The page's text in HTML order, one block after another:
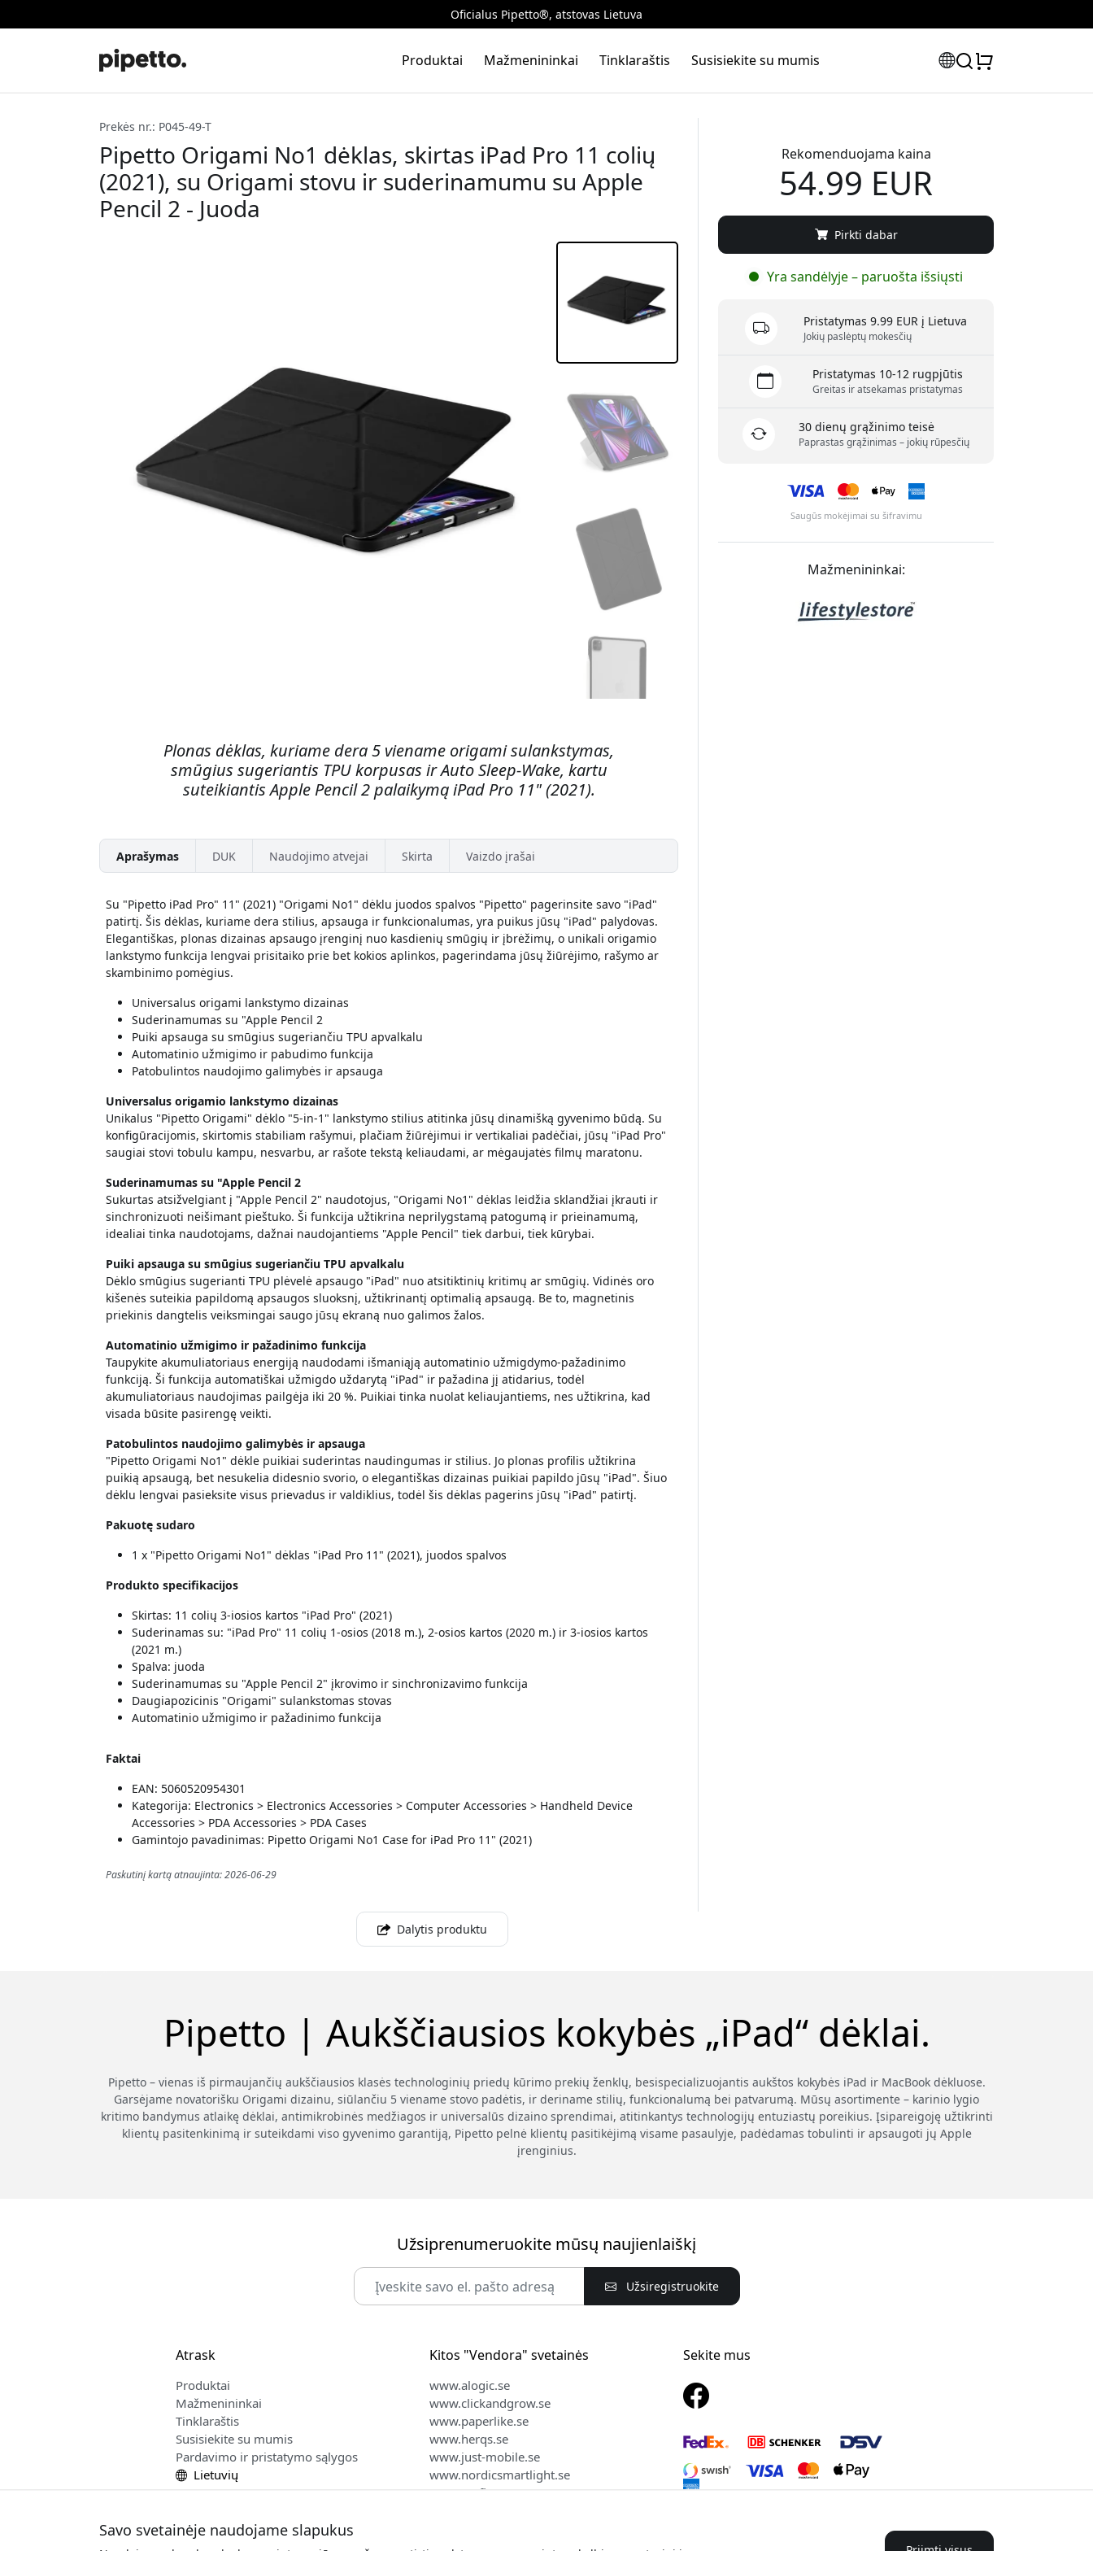
Oficialus Pipetto®, atstovas Lietuva
Produktai Mažmenininkai Tinklaraštis Susisiekite su mumis
Prekės nr.: P045-49-T
Pipetto Origami No1 dėklas, skirtas iPad Pro 11 colių
(2021), su Origami stovu ir suderinamumu su Apple
Pencil 2 - Juoda
Plonas dėklas, kuriame dera 5 viename origami sulankstymas,
smūgius sugeriantis TPU korpusas ir Auto Sleep-Wake, kartu
suteikiantis Apple Pencil 2 palaikymą iPad Pro 11" (2021).
Aprašymas DUK Naudojimo atvejai Skirta Vaizdo įrašai
Su "Pipetto iPad Pro" 11" (2021) "Origami No1" dėklu juodos spalvos "Pipetto" pagerinsite savo "iPad"
patirtį. Šis dėklas, kuriame dera stilius, apsauga ir funkcionalumas, yra puikus jūsų "iPad" palydovas.
Elegantiškas, plonas dizainas apsaugo įrenginį nuo kasdienių smūgių ir įbrėžimų, o unikali origamio
lankstymo funkcija lengvai prisitaiko prie bet kokios aplinkos, pagerindama jūsų žiūrėjimo, rašymo ar
skambinimo pomėgius.
Universalus origami lankstymo dizainas
Suderinamumas su "Apple Pencil 2
Puiki apsauga su smūgius sugeriančiu TPU apvalkalu
Automatinio užmigimo ir pabudimo funkcija
Patobulintos naudojimo galimybės ir apsauga
Universalus origamio lankstymo dizainas
Unikalus "Pipetto Origami" dėklo "5-in-1" lankstymo stilius atitinka jūsų dinamišką gyvenimo būdą. Su
konfigūracijomis, skirtomis stabiliam rašymui, plačiam žiūrėjimui ir vertikaliai padėčiai, jūsų "iPad Pro"
saugiai stovi tobulu kampu, nesvarbu, ar rašote tekstą keliaudami, ar mėgaujatės filmų maratonu.
Suderinamumas su "Apple Pencil 2
Sukurtas atsižvelgiant į "Apple Pencil 2" naudotojus, "Origami No1" dėklas leidžia sklandžiai įkrauti ir
sinchronizuoti neišimant pieštuko. Ši funkcija užtikrina neprilygstamą patogumą ir prieinamumą,
idealiai tinka naudotojams, dažnai naudojantiems "Apple Pencil" tiek darbui, tiek kūrybai.
Puiki apsauga su smūgius sugeriančiu TPU apvalkalu
Dėklo smūgius sugerianti TPU plėvelė apsaugo "iPad" nuo atsitiktinių kritimų ar smūgių. Vidinės oro
kišenės suteikia papildomą apsaugos sluoksnį, užtikrinantį optimalią apsaugą. Be to, magnetinis
priekinis dangtelis veiksmingai saugo jūsų ekraną nuo galimos žalos.
Automatinio užmigimo ir pažadinimo funkcija
Taupykite akumuliatoriaus energiją naudodami išmaniąją automatinio užmigdymo-pažadinimo
funkciją. Ši funkcija automatiškai užmigdo uždarytą "iPad" ir pažadina jį atidarius, todėl
akumuliatoriaus naudojimas pailgėja iki 20 %. Puikiai tinka nuolat keliaujantiems, nes užtikrina, kad
visada būsite pasirengę veikti.
Patobulintos naudojimo galimybės ir apsauga
"Pipetto Origami No1" dėkle puikiai suderintas naudingumas ir stilius. Jo plonas profilis užtikrina
puikią apsaugą, bet nesukelia didesnio svorio, o elegantiškas dizainas puikiai papildo jūsų "iPad". Šiuo
dėklu lengvai pasieksite visus prievadus ir valdiklius, todėl šis dėklas pagerins jūsų "iPad" patirtį.
Pakuotę sudaro
1 x "Pipetto Origami No1" dėklas "iPad Pro 11" (2021), juodos spalvos
Produkto specifikacijos
Skirtas: 11 colių 3-iosios kartos "iPad Pro" (2021)
Suderinamas su: "iPad Pro" 11 colių 1-osios (2018 m.), 2-osios kartos (2020 m.) ir 3-iosios kartos
(2021 m.)
Spalva: juoda
Suderinamumas su "Apple Pencil 2" įkrovimo ir sinchronizavimo funkcija
Daugiapozicinis "Origami" sulankstomas stovas
Automatinio užmigimo ir pažadinimo funkcija
Faktai
EAN: 5060520954301
Kategorija: Electronics > Electronics Accessories > Computer Accessories > Handheld Device
Accessories > PDA Accessories > PDA Cases
Gamintojo pavadinimas: Pipetto Origami No1 Case for iPad Pro 11" (2021)
Paskutinį kartą atnaujinta: 2026-06-29
Rekomenduojama kaina
54.99 EUR
Pirkti dabar
Yra sandėlyje – paruošta išsiųsti
Pristatymas 9.99 EUR į Lietuva
Jokių paslėptų mokesčių
Pristatymas 10-12 rugpjūtis
Greitas ir atsekamas pristatymas
30 dienų grąžinimo teisė
Paprastas grąžinimas – jokių rūpesčių
Saugūs mokėjimai su šifravimu
Mažmenininkai:
Dalytis produktu
Pipetto | Aukščiausios kokybės „iPad“ dėklai.
Pipetto – vienas iš pirmaujančių aukščiausios klasės technologinių priedų kūrimo prekių ženklų, besispecializuojantis aukštos kokybės iPad ir MacBook dėkluose.
Garsėjame novatorišku Origami dizainu, siūlančiu 5 viename stovo padėtis, ir deriname stilių, funkcionalumą bei patvarumą. Mūsų asortimente – karinio lygio
kritimo bandymus atlaikę dėklai, antimikrobinės medžiagos ir universalūs dizaino sprendimai, atitinkantys technologijų entuziastų poreikius. Įsipareigoję užtikrinti
klientų pasitenkinimą ir suteikdami viso gyvenimo garantiją, Pipetto pelnė klientų pasitikėjimą visame pasaulyje, padėdamas tobulinti ir apsaugoti jų Apple
įrenginius.
Užsiprenumeruokite mūsų naujienlaiškį
Užsiregistruokite
Atrask
Produktai
Mažmenininkai
Tinklaraštis
Susisiekite su mumis
Pardavimo ir pristatymo sąlygos
Lietuvių
Kitos "Vendora" svetainės
www.alogic.se
www.clickandgrow.se
www.paperlike.se
www.herqs.se
www.just-mobile.se
www.nordicsmartlight.se
www.myfirst.se
Sekite mus
Savo svetainėje naudojame slapukus